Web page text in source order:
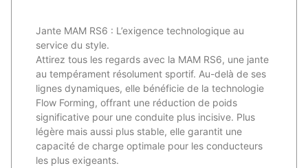
Jante MAM RS6 : L’exigence technologique au
service du style.
Attirez tous les regards avec la MAM RS6, une jante
au tempérament résolument sportif. Au-delà de ses
lignes dynamiques, elle bénéficie de la technologie
Flow Forming, offrant une réduction de poids
significative pour une conduite plus incisive. Plus
légère mais aussi plus stable, elle garantit une
capacité de charge optimale pour les conducteurs
les plus exigeants.